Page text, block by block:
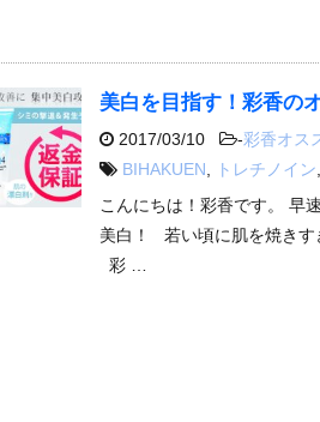
美白を目指す！彩香の
2017/03/10 -彩香オス
BIHAKUEN, トレチノイン,
こんにちは！彩香です。 早
美白！ 若い頃に肌を焼きす
彩 …